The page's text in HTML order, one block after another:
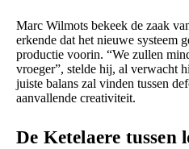
Marc Wilmots bekeek de zaak
erkende dat het nieuwe systeem
productie voorin. “We zullen
vroeger”, stelde hij, al verwacht
juiste balans zal vinden tussen
aanvallende creativiteit.
De Ketelaere tussen